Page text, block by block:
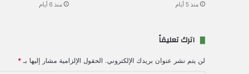
منذ 5 أيام منذ 6 أيام
اترك تعليقاً
لن يتم نشر عنوان بريدك الإلكتروني. الحقول الإلزامية مشار إليها بـ *